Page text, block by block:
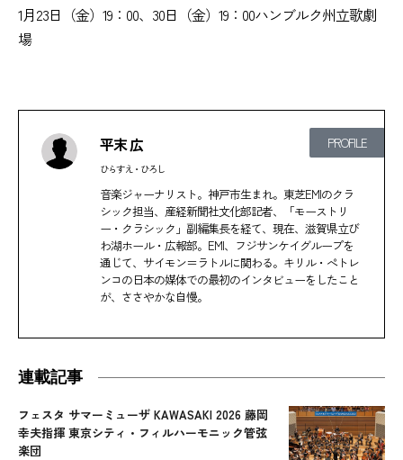
1月23日（金）19：00、30日（金）19：00ハンブルク州立歌劇
場
PROFILE
平末 広
ひらすえ・ひろし
音楽ジャーナリスト。神戸市生まれ。東芝EMIのクラ
シック担当、産経新聞社文化部記者、「モーストリ
ー・クラシック」副編集長を経て、現在、滋賀県立び
わ湖ホール・広報部。EMI、フジサンケイグループを
通じて、サイモン＝ラトルに関わる。キリル・ぺトレ
ンコの日本の媒体での最初のインタビューをしたこと
が、ささやかな自慢。
連載記事
フェスタ サマーミューザ KAWASAKI 2026 藤岡
幸夫指揮 東京シティ・フィルハーモニック管弦
楽団